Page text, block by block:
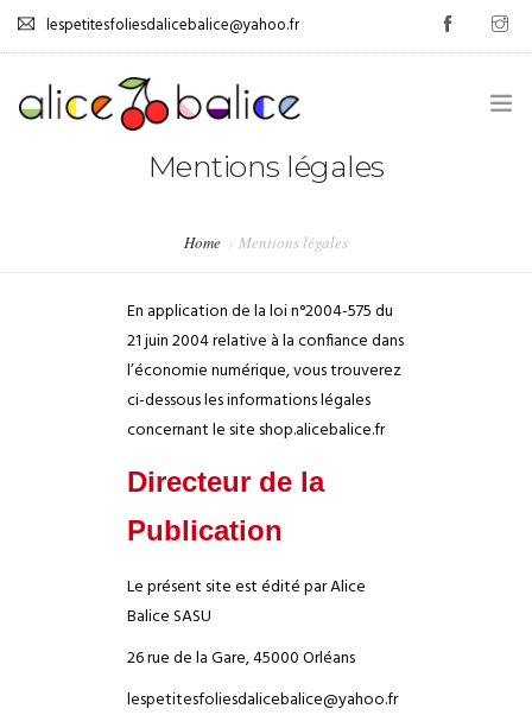
lespetitesfoliesdalicebalice@yahoo.fr
AUTONOMISATION
LIVRE D’OR
0
Mentions légales
Home Mentions légales
En application de la loi n°2004-575 du
21 juin 2004 relative à la confiance dans
l’économie numérique, vous trouverez
ci-dessous les informations légales
concernant le site shop.alicebalice.fr
Directeur de la
Publication
Le présent site est édité par Alice
Balice SASU
26 rue de la Gare, 45000 Orléans
lespetitesfoliesdalicebalice@yahoo.fr